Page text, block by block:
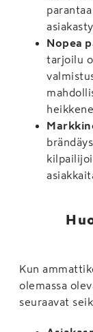
Nopea
tarjoilu
Kun
olemassa
seuraavat